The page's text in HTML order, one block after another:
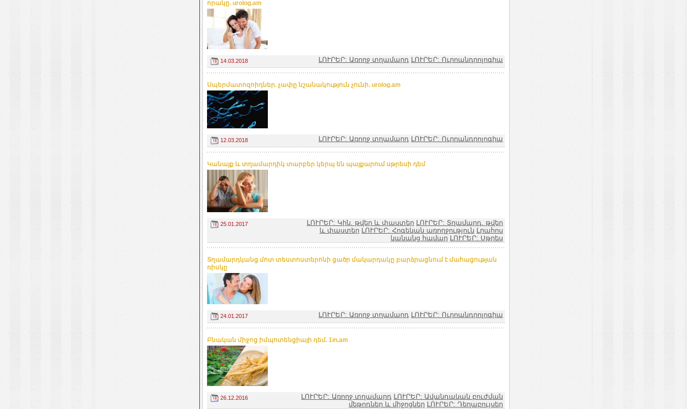
որակը. urolog.am
14.03.2018 ԼՈՒՐԵՐ: Առողջ տղամարդ ԼՈՒՐԵՐ: Ուրոանդրոլոգիա
Սպերմատոզոիդներ. չափը նշանակություն չունի. urolog.am
12.03.2018 ԼՈՒՐԵՐ: Առողջ տղամարդ ԼՈՒՐԵՐ: Ուրոանդրոլոգիա
Կանայք և տղամարդիկ տարբեր կերպ են պայքարում սթրեսի դեմ
25.01.2017 ԼՈՒՐԵՐ: Կին. թվեր և փաստեր ԼՈՒՐԵՐ: Տղամարդ. թվեր
և փաստեր ԼՈՒՐԵՐ: Հոգեկան առողջություն Լրահոս
կանանց համար ԼՈՒՐԵՐ: Սթրես
Տղամարդկանց մոտ տեստոստերոնի ցածր մակարդակը բարձրացնում է մահացության
ռիսկը
24.01.2017 ԼՈՒՐԵՐ: Առողջ տղամարդ ԼՈՒՐԵՐ: Ուրոանդրոլոգիա
Բնական միջոց իմպոտենցիայի դեմ. 1in.am
26.12.2016 ԼՈՒՐԵՐ: Առողջ տղամարդ ԼՈՒՐԵՐ: Ավանդական բուժման
մեթոդներ և միջոցներ ԼՈՒՐԵՐ: Դեղաբույսեր